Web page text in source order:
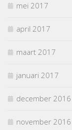
mei 2017
april 2017
maart 2017
januari 2017
december 2016
november 2016